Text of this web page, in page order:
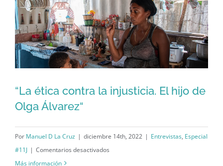
“La ética contra la injusticia. El hijo de
Olga Álvarez“
“La ética contra la injusticia. El hijo de
Olga Álvarez“
Por Manuel D La Cruz | diciembre 14th, 2022 | Entrevistas, Especial
#11J | Comentarios desactivados
Más información